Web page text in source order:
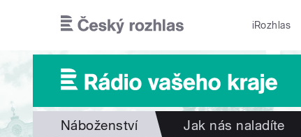
iRozhlas
Náboženství Jak nás naladíte